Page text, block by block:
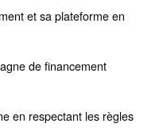
et sa plateforme en
de financement
en respectant les règles